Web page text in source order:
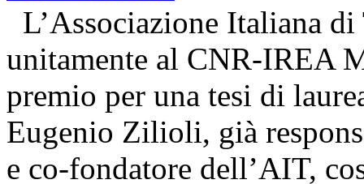
L’Associazione Italiana
unitamente al CNR-IREA
premio per una tesi di
Eugenio Zilioli, già
e co-fondatore dell’AIT,